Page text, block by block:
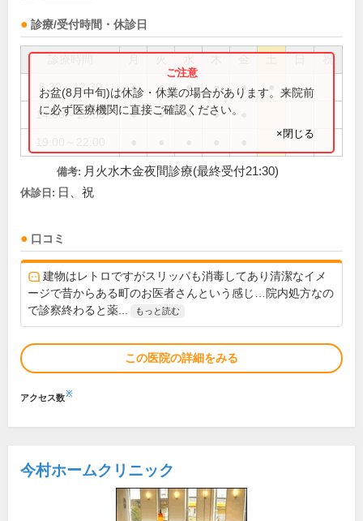
診療/受付時間・休診日
祝
8:30～12:30 ● ● ● ● ●
14:00～18:00 ● ● ● ●
お盆(8月中旬)は休診・休業の場合があります。来院前
に必ず医療機関に直接ご確認ください。
×閉じる
備考: 月火水木金夜間診療(最終受付21:30)
休診日: 日、祝
口コミ
建物はレトロですがスリッパも消毒してあり清潔なイメ
ージで昔からある町のお医者さんという感じ…院内処方なの
で診察終わると薬...
もっと読む
この医院の詳細をみる
アクセス数※
今村ホームクリニック